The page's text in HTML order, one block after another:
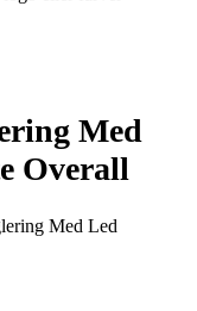
Med
Overall